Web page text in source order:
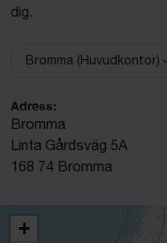
dig.
Välj anläggning:
Bromma (Huvudkontor)
Adress:
Bromma
Linta Gårdsväg 5A
168 74 Bromma
+